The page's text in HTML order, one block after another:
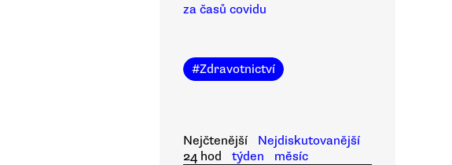
za časů covidu
#Zdravotnictví
Nejčtenější
Nejdiskutovanější
24 hod
týden
měsíc